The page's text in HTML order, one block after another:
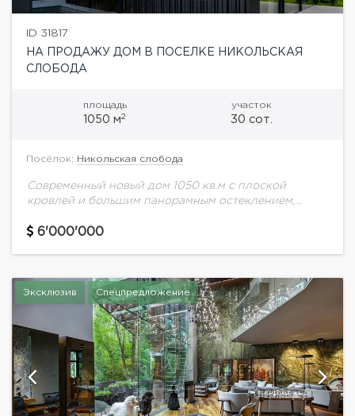
ID 31817
НА ПРОДАЖУ ДОМ В ПОСЕЛКЕ НИКОЛЬСКАЯ
СЛОБОДА
площадь
1050 м2
участок
30 сот.
Посёлок: Никольская слобода
Современный новый дом 1050 кв.м с плоской
кровлей и большим панорамным остеклением,
слобода.Планировка дома:1 этаж: Просторная
6'000'000
Эксклюзив Спецпредложение